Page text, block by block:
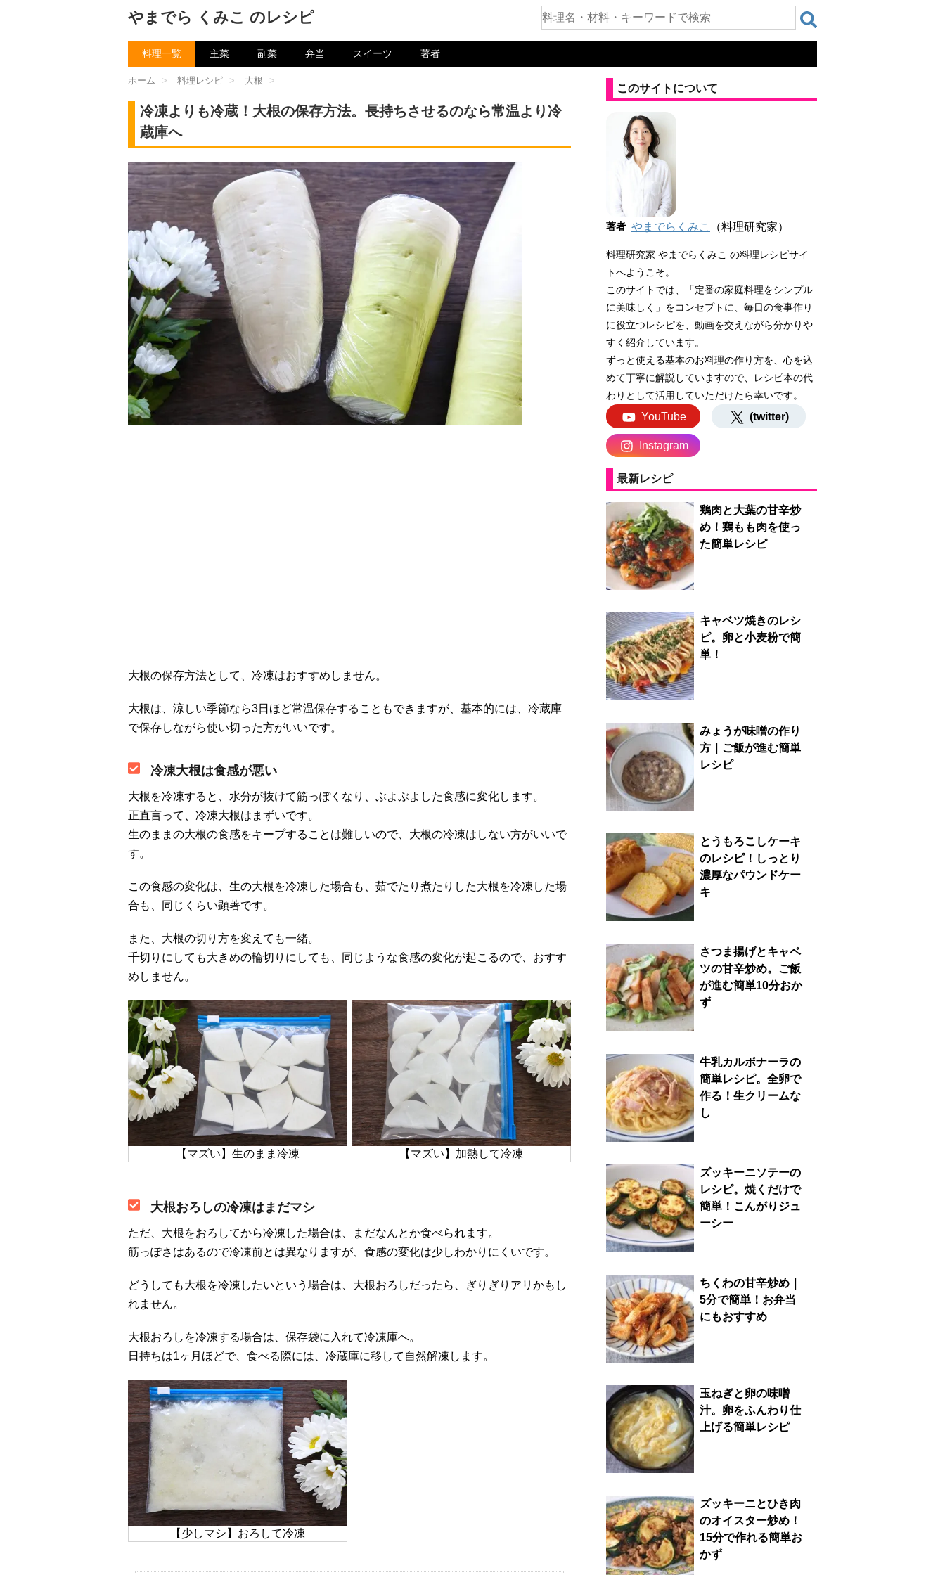
やまでら くみこ のレシピ
料理一覧 主菜 副菜 弁当 スイーツ 著者
ホーム > 料理レシピ > 大根 >
冷凍よりも冷蔵！大根の保存方法。長持ちさせるのなら常温より冷
蔵庫へ
大根の保存方法として、冷凍はおすすめしません。
大根は、涼しい季節なら3日ほど常温保存することもできますが、基本的には、冷蔵庫
で保存しながら使い切った方がいいです。
冷凍大根は食感が悪い
大根を冷凍すると、水分が抜けて筋っぽくなり、ぶよぶよした食感に変化します。
正直言って、冷凍大根はまずいです。
生のままの大根の食感をキープすることは難しいので、大根の冷凍はしない方がいいで
す。
この食感の変化は、生の大根を冷凍した場合も、茹でたり煮たりした大根を冷凍した場
合も、同じくらい顕著です。
また、大根の切り方を変えても一緒。
千切りにしても大きめの輪切りにしても、同じような食感の変化が起こるので、おすす
めしません。
【マズい】生のまま冷凍 【マズい】加熱して冷凍
大根おろしの冷凍はまだマシ
ただ、大根をおろしてから冷凍した場合は、まだなんとか食べられます。
筋っぽさはあるので冷凍前とは異なりますが、食感の変化は少しわかりにくいです。
どうしても大根を冷凍したいという場合は、大根おろしだったら、ぎりぎりアリかもし
れません。
大根おろしを冷凍する場合は、保存袋に入れて冷凍庫へ。
日持ちは1ヶ月ほどで、食べる際には、冷蔵庫に移して自然解凍します。
【少しマシ】おろして冷凍
このサイトについて
著者 やまでらくみこ （料理研究家）
料理研究家 やまでらくみこ の料理レシピサイ
トへようこそ。
このサイトでは、「定番の家庭料理をシンプル
に美味しく」をコンセプトに、毎日の食事作り
に役立つレシピを、動画を交えながら分かりや
すく紹介しています。
ずっと使える基本のお料理の作り方を、心を込
めて丁寧に解説していますので、レシピ本の代
わりとして活用していただけたら幸いです。
YouTube (twitter)
Instagram
最新レシピ
鶏肉と大葉の甘辛炒
め！鶏もも肉を使っ
た簡単レシピ
キャベツ焼きのレシ
ピ。卵と小麦粉で簡
単！
みょうが味噌の作り
方｜ご飯が進む簡単
レシピ
とうもろこしケーキ
のレシピ！しっとり
濃厚なパウンドケー
キ
さつま揚げとキャベ
ツの甘辛炒め。ご飯
が進む簡単10分おか
ず
牛乳カルボナーラの
簡単レシピ。全卵で
作る！生クリームな
し
ズッキーニソテーの
レシピ。焼くだけで
簡単！こんがりジュ
ーシー
ちくわの甘辛炒め｜
5分で簡単！お弁当
にもおすすめ
玉ねぎと卵の味噌
汁。卵をふんわり仕
上げる簡単レシピ
ズッキーニとひき肉
のオイスター炒め！
15分で作れる簡単お
かず